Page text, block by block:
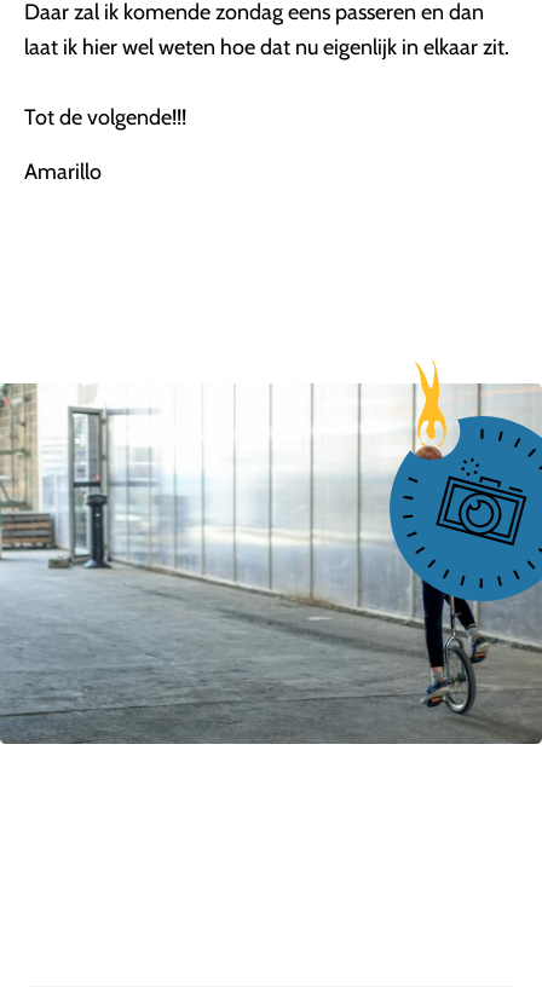
Daar zal ik komende zondag eens passeren en dan
laat ik hier wel weten hoe dat nu eigenlijk in elkaar zit.
Tot de volgende!!!
Amarillo